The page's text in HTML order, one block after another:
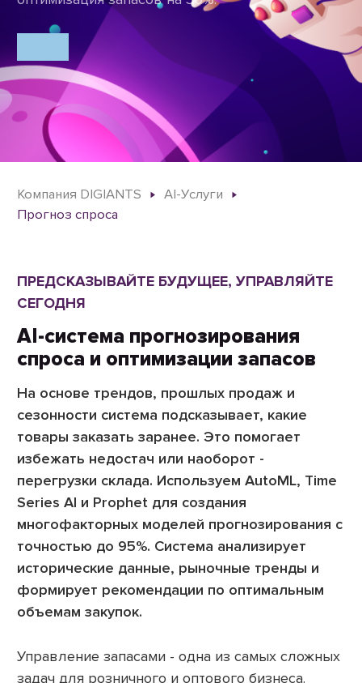
Компания DIGIANTS
AI-Услуги
Прогноз спроса
ПРЕДСКАЗЫВАЙТЕ БУДУЩЕЕ, УПРАВЛЯЙТЕ
СЕГОДНЯ
AI-система прогнозирования
спроса и оптимизации запасов
На основе трендов, прошлых продаж и
сезонности система подсказывает, какие
товары заказать заранее. Это помогает
избежать недостач или наоборот -
перегрузки склада. Используем AutoML, Time
Series AI и Prophet для создания
многофакторных моделей прогнозирования с
точностью до 95%. Система анализирует
исторические данные, рыночные тренды и
формирует рекомендации по оптимальным
объемам закупок.
Управление запасами - одна из самых сложных
задач для розничного и оптового бизнеса.